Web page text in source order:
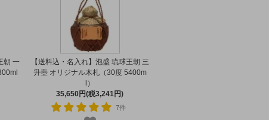
朝 一
【送料込・名入れ】泡盛 琉球王朝 三
升壺 オリジナル木札（30度 5400m
l）
35,650円(税3,241円)
7件